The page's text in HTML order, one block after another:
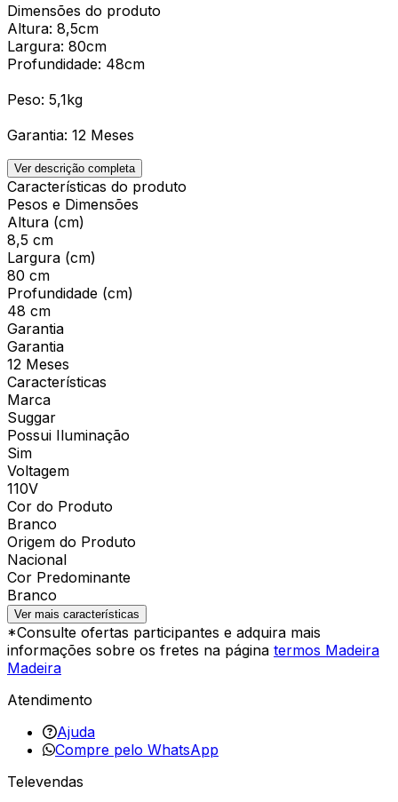
Dimensões do produto
Altura: 8,5cm
Largura: 80cm
Profundidade: 48cm
Peso: 5,1kg
Garantia: 12 Meses
Ver descrição completa
Características do produto
Pesos e Dimensões
Altura (cm)
8,5 cm
Largura (cm)
80 cm
Profundidade (cm)
48 cm
Garantia
Garantia
12 Meses
Características
Marca
Suggar
Possui Iluminação
Sim
Voltagem
110V
Cor do Produto
Branco
Origem do Produto
Nacional
Cor Predominante
Branco
Ver mais características
*Consulte ofertas participantes e adquira mais
informações sobre os fretes na página termos Madeira
Madeira
Atendimento
Ajuda
Compre pelo WhatsApp
Televendas